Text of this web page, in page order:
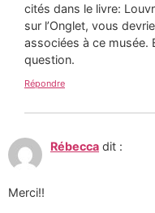
cités dans le livre:
sur l’Onglet, vous
associées à ce musée.
question.
Répondre
Rébecca dit :
Merci!!